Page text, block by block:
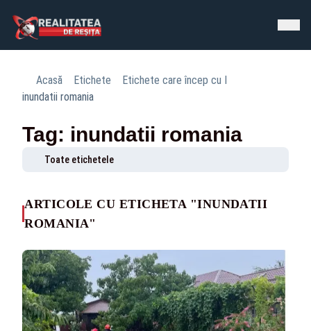
Acasă Etichete
Etichete care încep cu I
inundatii romania
Tag: inundatii romania
Toate etichetele
ARTICOLE CU ETICHETA "INUNDATII
ROMANIA"